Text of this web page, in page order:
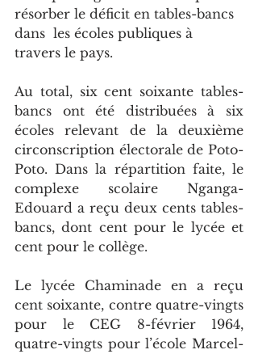
résorber le déficit en tables-bancs
dans  les écoles publiques à
travers le pays.
Au total, six cent soixante tables-
bancs ont été distribuées à six
écoles relevant de la deuxième
circonscription électorale de Poto-
Poto. Dans la répartition faite, le
complexe scolaire Nganga-
Edouard a reçu deux cents tables-
bancs, dont cent pour le lycée et
cent pour le collège.
Le lycée Chaminade en a reçu
cent soixante, contre quatre-vingts
pour le CEG 8-février 1964,
quatre-vingts pour l’école Marcel-